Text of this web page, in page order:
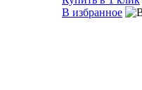
В избранное